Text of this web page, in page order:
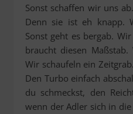
Sonst schaffen wir uns
Denn sie ist eh knapp.
Sonst geht es bergab.
braucht diesen
Wir schaufeln ein
Den Turbo einfach
du schmeckst, den
wenn der Adler sich in